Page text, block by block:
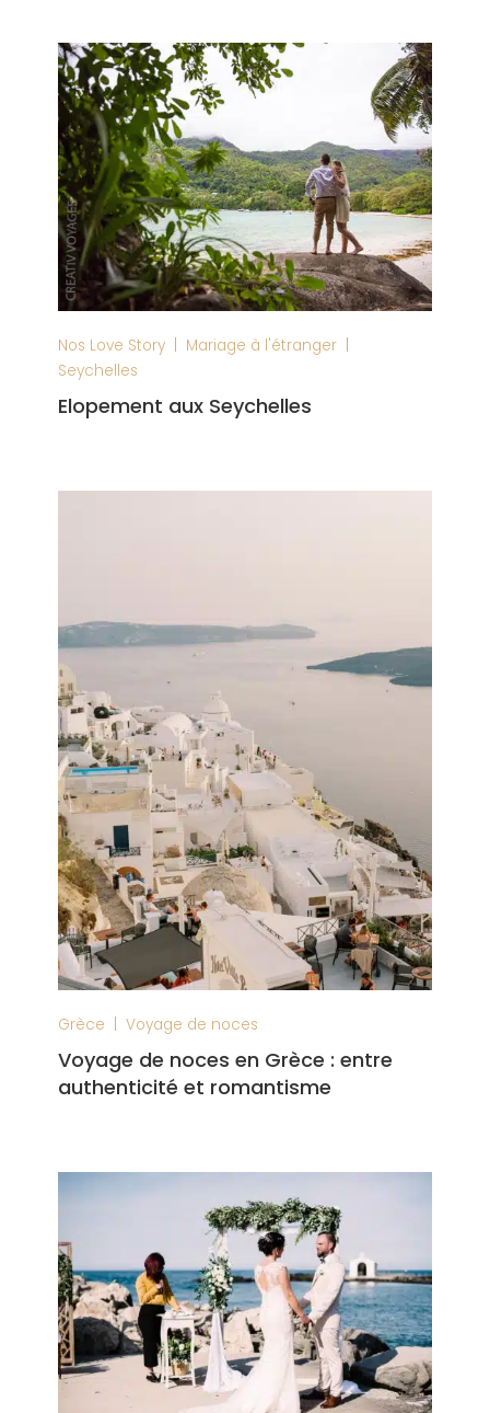
Nos Love Story | Mariage à l'étranger |
Seychelles
Elopement aux Seychelles
Grèce Voyage de noces
Voyage de noces en Grèce : entre
authenticité et romantisme